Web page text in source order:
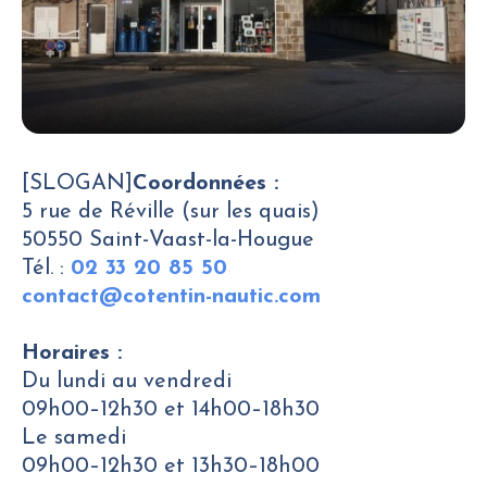
[SLOGAN] Coordonnées :
5 rue de Réville (sur les quais)
50550 Saint-Vaast-la-Hougue
Tél. : 02 33 20 85 50
contact@cotentin-nautic.com
Horaires :
Du lundi au vendredi
09h00–12h30 et 14h00–18h30
Le samedi
09h00–12h30 et 13h30–18h00